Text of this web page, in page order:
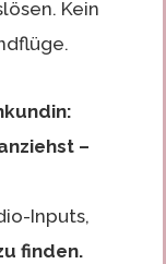
Kein
–
Inputs,
finden.